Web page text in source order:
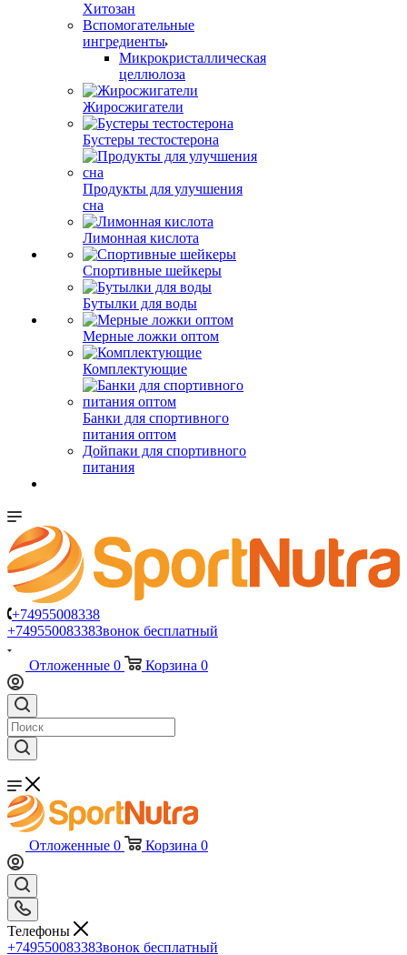
Хитозан
Вспомогательные
ингредиенты
Микрокристаллическая
целлюлоза
Жиросжигатели
Бустеры тестостерона
Продукты для улучшения
сна
Лимонная кислота
Спортивные шейкеры
Бутылки для воды
Мерные ложки оптом
Комплектующие
Банки для спортивного
питания оптом
Дойпаки для спортивного
питания
+74955008338
+74955008338Звонок бесплатный
Отложенные 0 Корзина 0
Отложенные 0 Корзина 0
Телефоны
+74955008338Звонок бесплатный